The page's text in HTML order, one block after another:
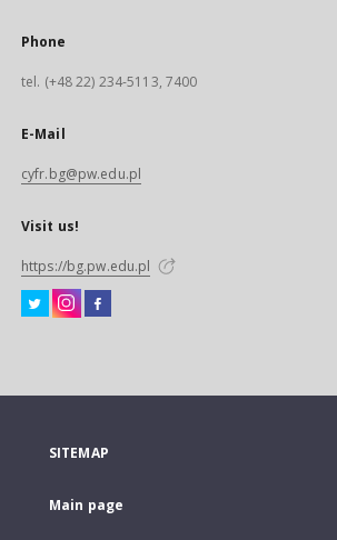
Phone
tel. (+48 22) 234-5113, 7400
E-Mail
cyfr.bg@pw.edu.pl
Visit us!
https://bg.pw.edu.pl
SITEMAP
Main page